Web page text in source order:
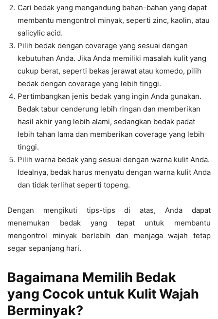
Cari bedak yang mengandung bahan-bahan yang dapat
membantu mengontrol minyak, seperti zinc, kaolin, atau
salicylic acid.
Pilih bedak dengan coverage yang sesuai dengan
kebutuhan Anda. Jika Anda memiliki masalah kulit yang
cukup berat, seperti bekas jerawat atau komedo, pilih
bedak dengan coverage yang lebih tinggi.
Pertimbangkan jenis bedak yang ingin Anda gunakan.
Bedak tabur cenderung lebih ringan dan memberikan
hasil akhir yang lebih alami, sedangkan bedak padat
lebih tahan lama dan memberikan coverage yang lebih
tinggi.
Pilih warna bedak yang sesuai dengan warna kulit Anda.
Idealnya, bedak harus menyatu dengan warna kulit Anda
dan tidak terlihat seperti topeng.
Dengan mengikuti tips-tips di atas, Anda dapat
menemukan bedak yang tepat untuk membantu
mengontrol minyak berlebih dan menjaga wajah tetap
segar sepanjang hari.
Bagaimana Memilih Bedak
yang Cocok untuk Kulit Wajah
Berminyak?